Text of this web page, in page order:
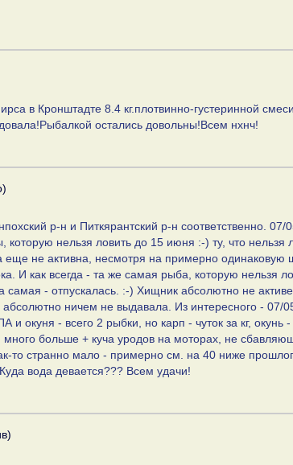
в Кронштадте 8.4 кг.плотвинно-густеринной
остались довольны!Всем нхнч!
р-н и Питкярантский р-н соответственно.
нельзя ловить до 15 июня :-) ту, что нельзя
не активна, несмотря на примерно одинаковую
И как всегда - та же самая рыба, которую нельзя
самая - отпускалась. :-) Хищник абсолютно не
абсолютно ничем не выдавала. Из интересного - 07/
и окуня - всего 2 рыбки, но карп - чуток за кг, окунь
больше + куча уродов на моторах, не
то странно мало - примерно см. на 40 ниже
вода девается??? Всем удачи!